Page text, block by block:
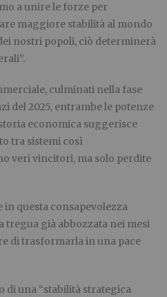
a unire le forze per
maggiore stabilità al mondo
nostri popoli, ciò determinerà
culminati nella fase
del 2025, entrambe le potenze
economica suggerisce
tra sistemi così
veri vincitori, ma solo perdite
questa consapevolezza
tregua già abbozzata nei mesi
di trasformarla in una pace
di una “stabilità strategica